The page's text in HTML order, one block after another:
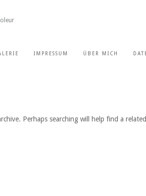
IMPRESSUM ÜBER MICH
Perhaps searching will help find a